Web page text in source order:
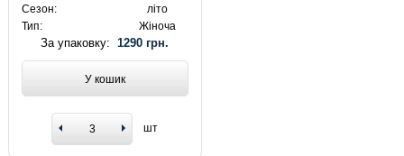
Сезон:
літо
Тип:
Жіноча
За упаковку:1290 грн.
У кошик
шт